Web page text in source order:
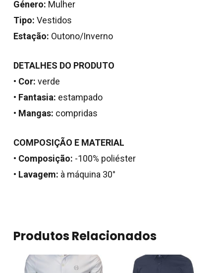
Nenhum produto no
carrinho.
Género: Mulher
Tipo: Vestidos
Estação: Outono/Inverno
DETALHES DO PRODUTO
• Cor: verde
• Fantasia: estampado
• Mangas: compridas
COMPOSIÇÃO E MATERIAL
• Composição: -100% poliéster
• Lavagem: à máquina 30°
Produtos Relacionados